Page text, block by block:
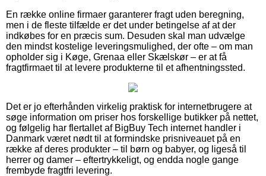
En række online firmaer garanterer fragt uden beregning,
men i de fleste tilfælde er det under betingelse af at der
indkøbes for en præcis sum. Desuden skal man udvælge
den mindst kostelige leveringsmulighed, der ofte – om man
opholder sig i Køge, Grenaa eller Skælskør – er at få
fragtfirmaet til at levere produkterne til et afhentningssted.
Det er jo efterhånden virkelig praktisk for internetbrugere at
søge information om priser hos forskellige butikker på nettet,
og følgelig har flertallet af BigBuy Tech internet handler i
Danmark været nødt til at formindske prisniveauet på en
række af deres produkter – til børn og babyer, og ligeså til
herrer og damer – eftertrykkeligt, og endda nogle gange
frembyde fragtfri levering.